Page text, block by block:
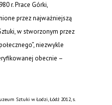
r. Prace Górki,
przez najważniejszą
w stworzonym przez
niezwykle
obecnie –
Sztuki w Łodzi, Łódź 2012, s.